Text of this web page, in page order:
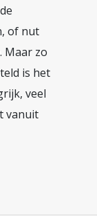
of nut
Maar zo
is het
veel
vanuit